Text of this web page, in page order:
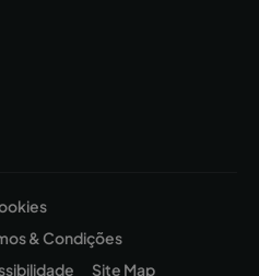
& Condições
Site Map